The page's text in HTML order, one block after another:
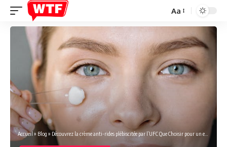
Font
Resizer
Aa
Accueil » Blog » Découvrez la crème anti-rides plébiscitée par l’UFC Que Choisir pour un effet anti-âge optimal